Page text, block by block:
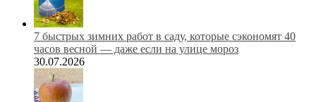
7 быстрых зимних работ в саду, которые сэкономят 40
часов весной — даже если на улице мороз
30.07.2026